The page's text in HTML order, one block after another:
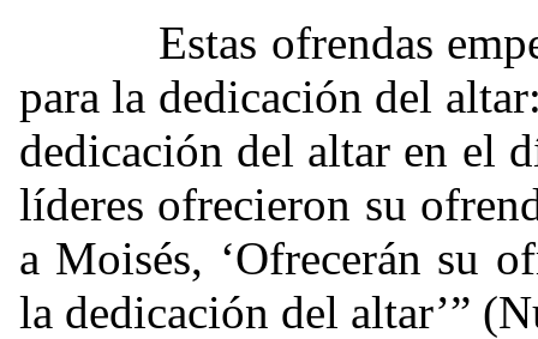
Estas ofrendas
para la dedicación del
dedicación del altar en el
líderes ofrecieron su
a Moisés, ‘Ofrecerán su
la dedicación del altar’”